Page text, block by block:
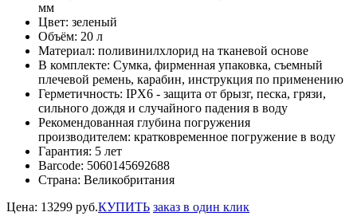
мм
Цвет: зеленый
Объём: 20 л
Материал: поливинилхлорид на тканевой основе
В комплекте: Сумка, фирменная упаковка, съемный
плечевой ремень, карабин, инструкция по применению
Герметичность: IPX6 - защита от брызг, песка, грязи,
сильного дождя и случайного падения в воду
Рекомендованная глубина погружения
производителем: кратковременное погружение в воду
Гарантия: 5 лет
Barcode: 5060145692688
Страна: Великобритания
Цена: 13299 руб.КУПИТЬ заказ в один клик